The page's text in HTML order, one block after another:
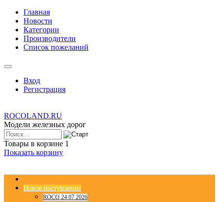
Главная
Новости
Категории
Производители
Список пожеланий
Вход
Регистрация
ROCOLAND.RU
Модели железных дорог
Товары в корзине 1
Показать корзину
Новое поступление
ROCO 24 07 2026